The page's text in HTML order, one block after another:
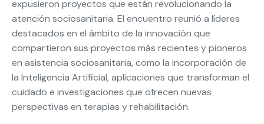
expusieron proyectos que están revolucionando la
atención sociosanitaria. El encuentro reunió a líderes
destacados en el ámbito de la innovación que
compartieron sus proyectos más recientes y pioneros
en asistencia sociosanitaria, como la incorporación de
la Inteligencia Artificial, aplicaciones que transforman el
cuidado e investigaciones que ofrecen nuevas
perspectivas en terapias y rehabilitación.